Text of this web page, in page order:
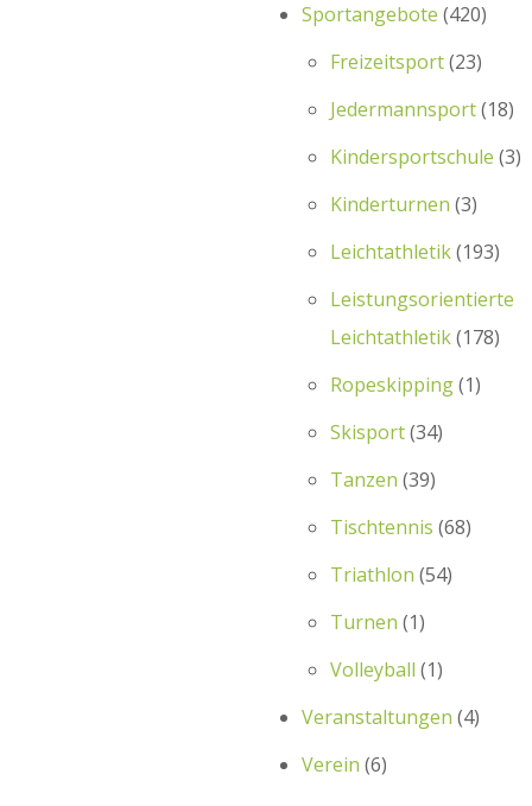
Sportangebote (420)
Freizeitsport(23)
Jedermannsport(18)
Kindersportschule (3)
Kinderturnen (3)
Leichtathletik(193)
Leistungsorientierte
Leichtathletik(178)
Ropeskipping(1)
Skisport(34)
Tanzen (39)
Tischtennis (68)
Triathlon (54)
Turnen (1)
Volleyball (1)
Veranstaltungen (4)
Verein (6)